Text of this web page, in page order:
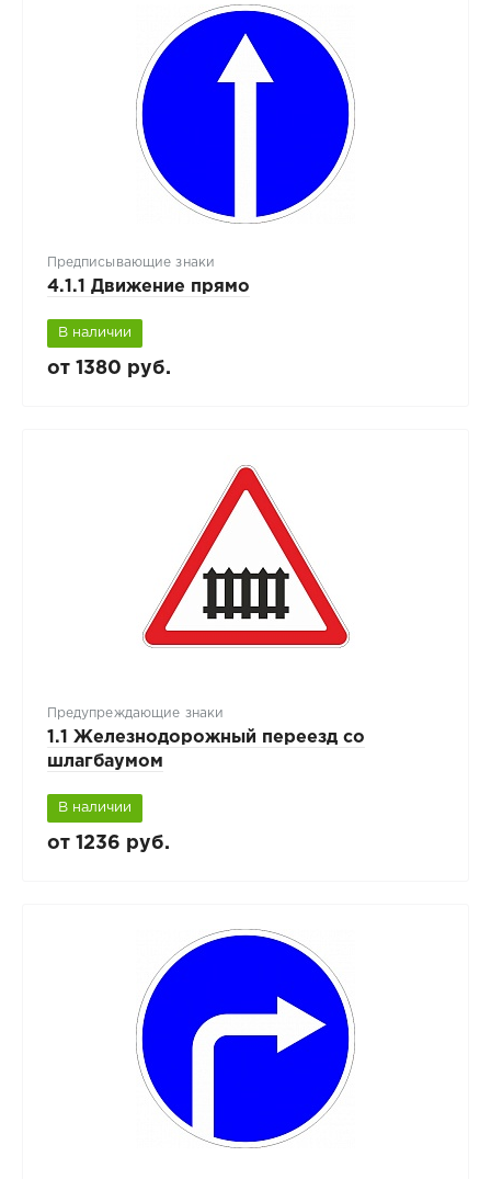
Предписывающие знаки
4.1.1 Движение прямо
В наличии
от 1380 руб.
Предупреждающие знаки
1.1 Железнодорожный переезд со
шлагбаумом
В наличии
от 1236 руб.